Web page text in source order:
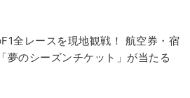
全レースを現地観戦！ 航空券・宿
夢のシーズンチケット」が当たる